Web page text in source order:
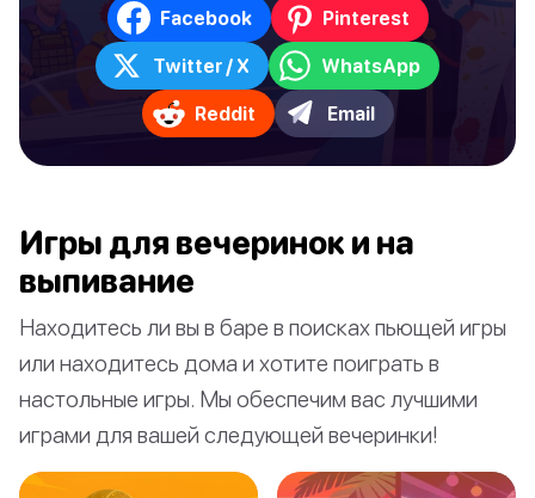
Facebook Pinterest
Twitter / X WhatsApp
Reddit Email
Игры для вечеринок и на
выпивание
Находитесь ли вы в баре в поисках пьющей игры
или находитесь дома и хотите поиграть в
настольные игры. Мы обеспечим вас лучшими
играми для вашей следующей вечеринки!